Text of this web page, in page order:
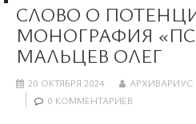
СЛОВО О
МОНОГРАФИЯ
МАЛЬЦЕВ ОЛЕГ
20 ОКТЯБРЯ 2024 АРХИВАРИУС
0 КОММЕНТАРИЕВ